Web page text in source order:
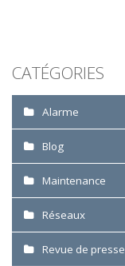
CATÉGORIES
Alarme
Blog
Maintenance
Réseaux
Revue de presse